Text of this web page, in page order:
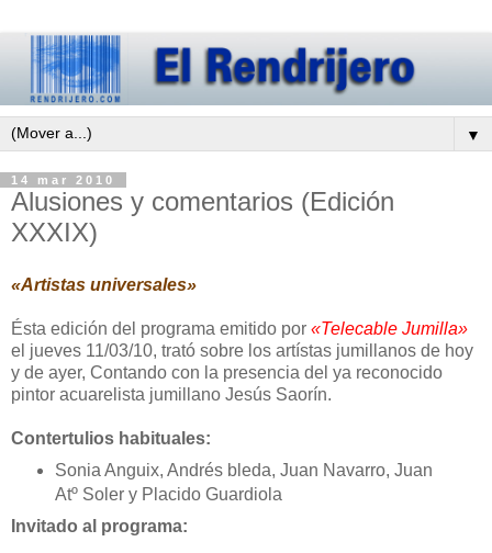
▼
14 mar 2010
Alusiones y comentarios (Edición
XXXIX)
«Artistas universales»
Ésta edición del programa emitido por «Telecable Jumilla»
el jueves 11/03/10, trató sobre los artístas jumillanos de hoy
y de ayer, Contando con la presencia del ya reconocido
pintor acuarelista jumillano Jesús Saorín.
Contertulios habituales:
Sonia Anguix, Andrés bleda, Juan Navarro, Juan
Atº Soler y Placido Guardiola
Invitado al programa: